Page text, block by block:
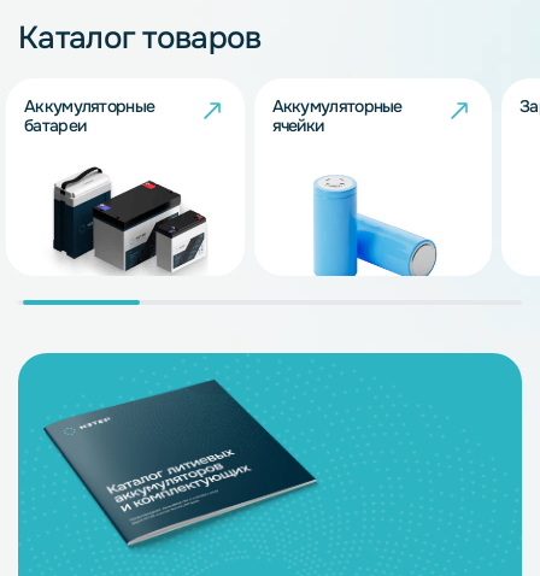
Каталог товаров
Аккумуляторные
батареи
Аккумуляторные
ячейки